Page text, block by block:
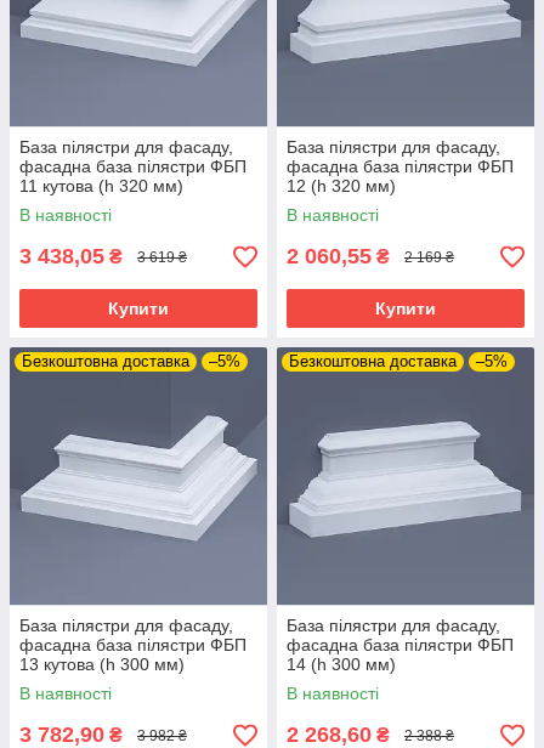
База пілястри для фасаду,
фасадна база пілястри ФБП
11 кутова (h 320 мм)
В наявності
3 438,05 ₴ 3 619 ₴
Купити
База пілястри для фасаду,
фасадна база пілястри ФБП
12 (h 320 мм)
В наявності
2 060,55 ₴ 2 169 ₴
Купити
Безкоштовна доставка –5%
База пілястри для фасаду,
фасадна база пілястри ФБП
13 кутова (h 300 мм)
В наявності
3 782,90 ₴ 3 982 ₴
Безкоштовна доставка –5%
База пілястри для фасаду,
фасадна база пілястри ФБП
14 (h 300 мм)
В наявності
2 268,60 ₴ 2 388 ₴